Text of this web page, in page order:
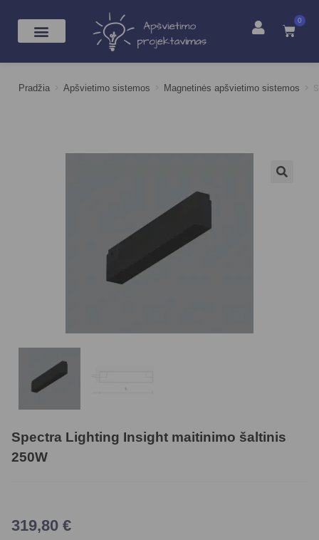
0
Pradžia > Apšvietimo sistemos > Magnetinės apšvietimo sistemos >
Spectra Lighting Insight maitinimo šaltinis
250W
319,80 €